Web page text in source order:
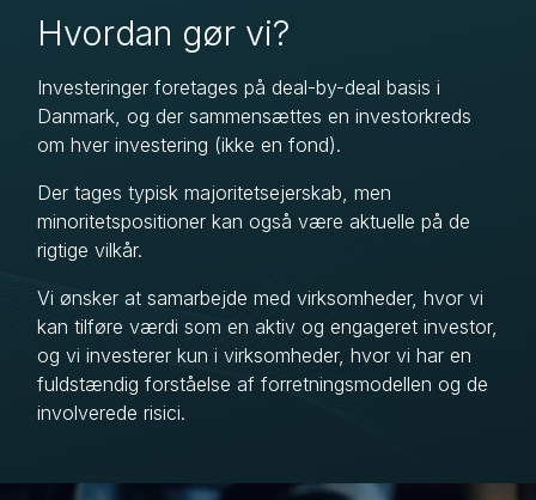
Hvordan gør vi?
Investeringer foretages på deal-by-deal basis i
Danmark, og der sammensættes en investorkreds
om hver investering (ikke en fond).
Der tages typisk majoritetsejerskab, men
minoritetspositioner kan også være aktuelle på de
rigtige vilkår.
Vi ønsker at samarbejde med virksomheder, hvor vi
kan tilføre værdi som en aktiv og engageret investor,
og vi investerer kun i virksomheder, hvor vi har en
fuldstændig forståelse af forretningsmodellen og de
involverede risici.